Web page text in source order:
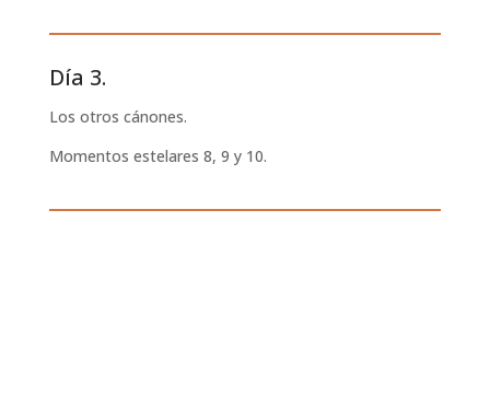
Día 3.
Los otros cánones.
Momentos estelares 8, 9 y 10.